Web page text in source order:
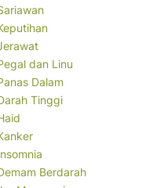
dan Linu
Dalam
Tinggi
Berdarah